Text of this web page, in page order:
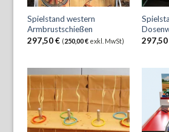
Spielstand western
Armbrustschießen
297,50€ (250,00€ exkl. MwSt)
297,50